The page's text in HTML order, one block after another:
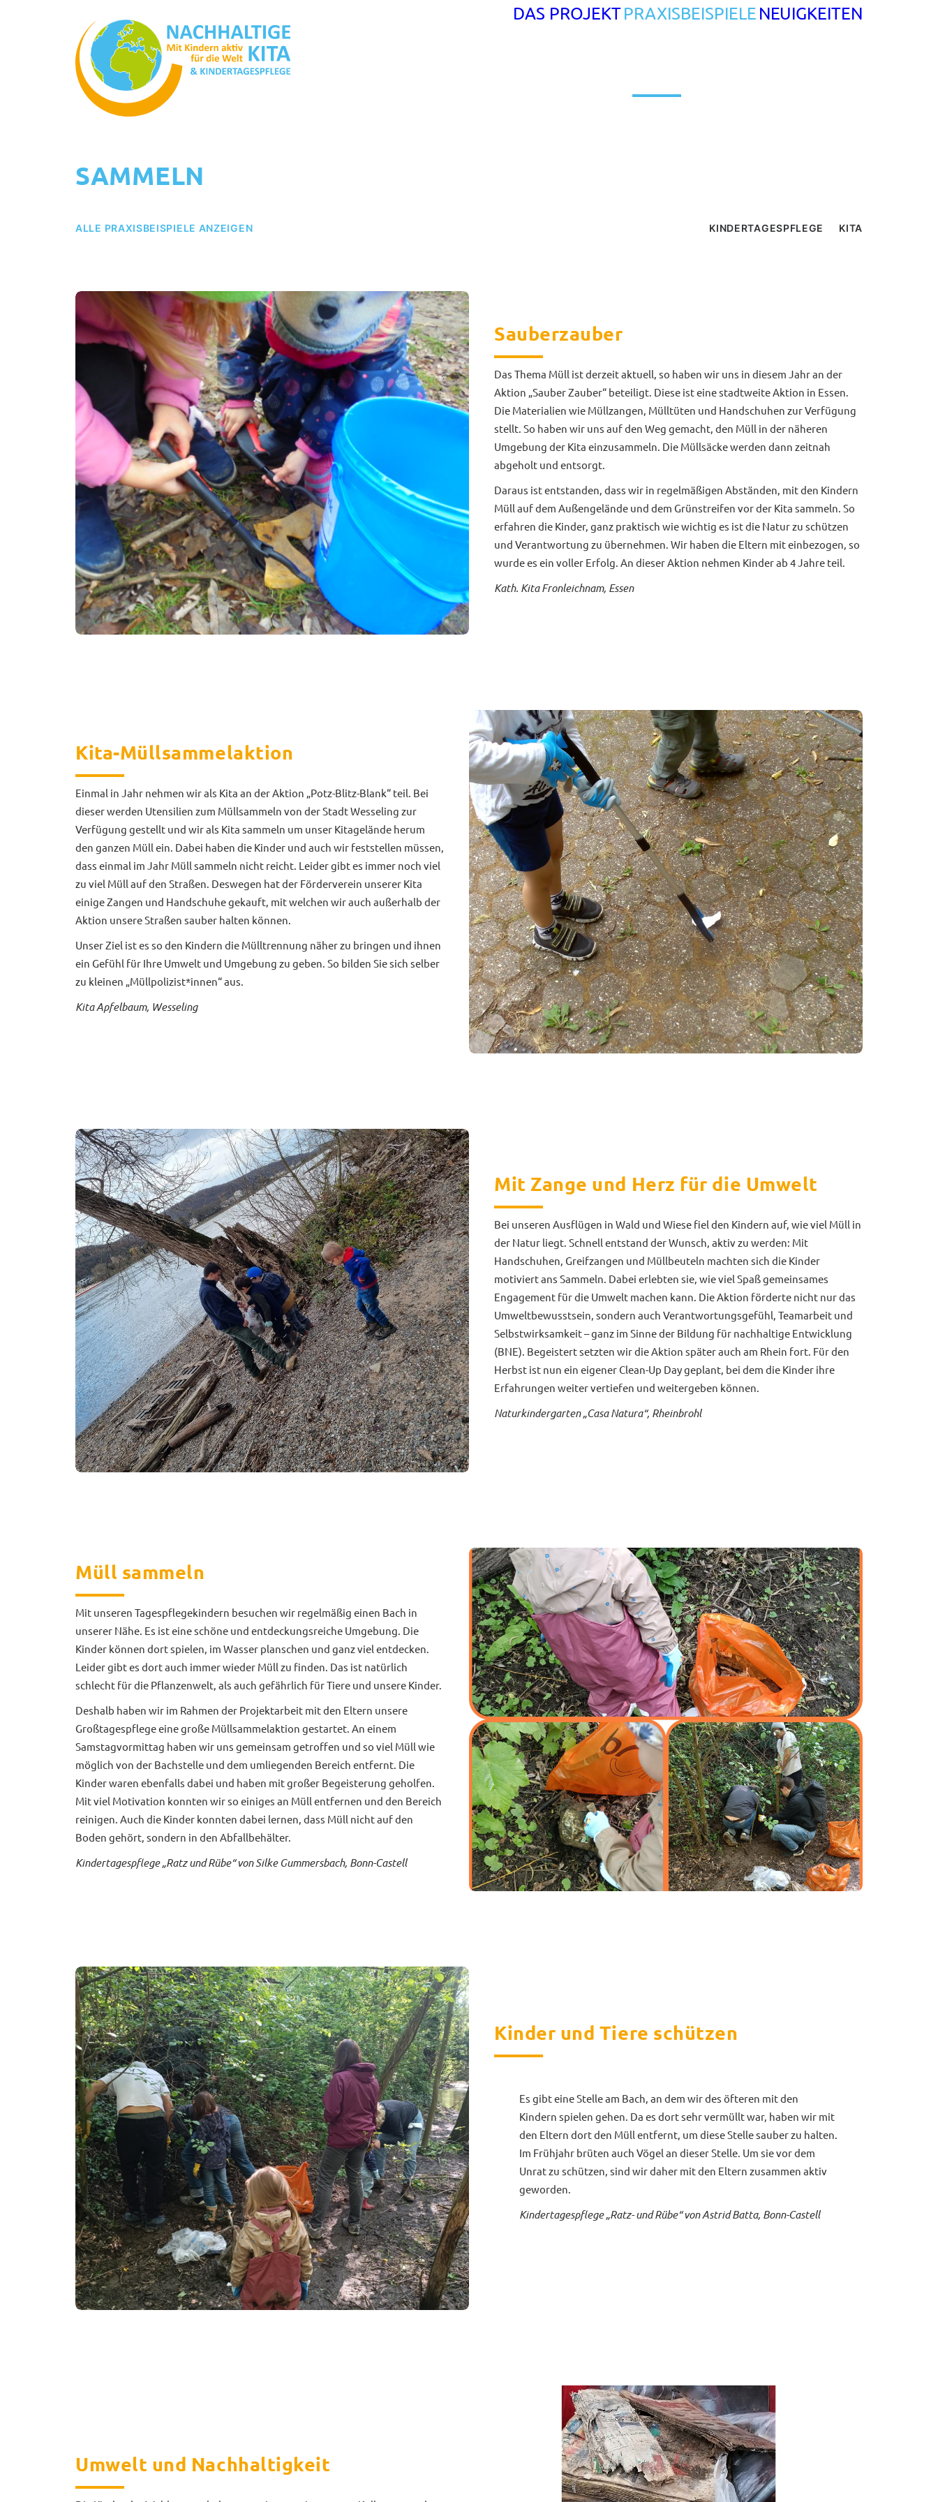
DAS PROJEKTPRAXISBEISPIELE NEUIGKEITEN
SAMMELN
ALLE PRAXISBEISPIELE ANZEIGEN KINDERTAGESPFLEGE KITA
Sauberzauber
Das Thema Müll ist derzeit aktuell, so haben wir uns in diesem Jahr an der
Aktion „Sauber Zauber“ beteiligt. Diese ist eine stadtweite Aktion in Essen.
Die Materialien wie Müllzangen, Mülltüten und Handschuhen zur Verfügung
stellt. So haben wir uns auf den Weg gemacht, den Müll in der näheren
Umgebung der Kita einzusammeln. Die Müllsäcke werden dann zeitnah
abgeholt und entsorgt.
Daraus ist entstanden, dass wir in regelmäßigen Abständen, mit den Kindern
Müll auf dem Außengelände und dem Grünstreifen vor der Kita sammeln. So
erfahren die Kinder, ganz praktisch wie wichtig es ist die Natur zu schützen
und Verantwortung zu übernehmen. Wir haben die Eltern mit einbezogen, so
wurde es ein voller Erfolg. An dieser Aktion nehmen Kinder ab 4 Jahre teil.
Kath. Kita Fronleichnam, Essen
Kita-Müllsammelaktion
Einmal in Jahr nehmen wir als Kita an der Aktion „Potz-Blitz-Blank“ teil. Bei
dieser werden Utensilien zum Müllsammeln von der Stadt Wesseling zur
Verfügung gestellt und wir als Kita sammeln um unser Kitagelände herum
den ganzen Müll ein. Dabei haben die Kinder und auch wir feststellen müssen,
dass einmal im Jahr Müll sammeln nicht reicht. Leider gibt es immer noch viel
zu viel Müll auf den Straßen. Deswegen hat der Förderverein unserer Kita
einige Zangen und Handschuhe gekauft, mit welchen wir auch außerhalb der
Aktion unsere Straßen sauber halten können.
Unser Ziel ist es so den Kindern die Mülltrennung näher zu bringen und ihnen
ein Gefühl für Ihre Umwelt und Umgebung zu geben. So bilden Sie sich selber
zu kleinen „Müllpolizist*innen“ aus.
Kita Apfelbaum, Wesseling
Mit Zange und Herz für die Umwelt
Bei unseren Ausflügen in Wald und Wiese fiel den Kindern auf, wie viel Müll in
der Natur liegt. Schnell entstand der Wunsch, aktiv zu werden: Mit
Handschuhen, Greifzangen und Müllbeuteln machten sich die Kinder
motiviert ans Sammeln. Dabei erlebten sie, wie viel Spaß gemeinsames
Engagement für die Umwelt machen kann. Die Aktion förderte nicht nur das
Umweltbewusstsein, sondern auch Verantwortungsgefühl, Teamarbeit und
Selbstwirksamkeit – ganz im Sinne der Bildung für nachhaltige Entwicklung
(BNE). Begeistert setzten wir die Aktion später auch am Rhein fort. Für den
Herbst ist nun ein eigener Clean-Up Day geplant, bei dem die Kinder ihre
Erfahrungen weiter vertiefen und weitergeben können.
Naturkindergarten „Casa Natura“, Rheinbrohl
Müll sammeln
Mit unseren Tagespflegekindern besuchen wir regelmäßig einen Bach in
unserer Nähe. Es ist eine schöne und entdeckungsreiche Umgebung. Die
Kinder können dort spielen, im Wasser planschen und ganz viel entdecken.
Leider gibt es dort auch immer wieder Müll zu finden. Das ist natürlich
schlecht für die Pflanzenwelt, als auch gefährlich für Tiere und unsere Kinder.
Deshalb haben wir im Rahmen der Projektarbeit mit den Eltern unsere
Großtagespflege eine große Müllsammelaktion gestartet. An einem
Samstagvormittag haben wir uns gemeinsam getroffen und so viel Müll wie
möglich von der Bachstelle und dem umliegenden Bereich entfernt. Die
Kinder waren ebenfalls dabei und haben mit großer Begeisterung geholfen.
Mit viel Motivation konnten wir so einiges an Müll entfernen und den Bereich
reinigen. Auch die Kinder konnten dabei lernen, dass Müll nicht auf den
Boden gehört, sondern in den Abfallbehälter.
Kindertagespflege „Ratz und Rübe“ von Silke Gummersbach, Bonn-Castell
Kinder und Tiere schützen
Es gibt eine Stelle am Bach, an dem wir des öfteren mit den
Kindern spielen gehen. Da es dort sehr vermüllt war, haben wir mit
den Eltern dort den Müll entfernt, um diese Stelle sauber zu halten.
Im Frühjahr brüten auch Vögel an dieser Stelle. Um sie vor dem
Unrat zu schützen, sind wir daher mit den Eltern zusammen aktiv
geworden.
Kindertagespflege „Ratz- und Rübe“ von Astrid Batta, Bonn-Castell
Umwelt und Nachhaltigkeit